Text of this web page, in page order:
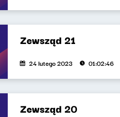
Zewsząd 21
24 lutego 2023 01:02:46
Zewsząd 20